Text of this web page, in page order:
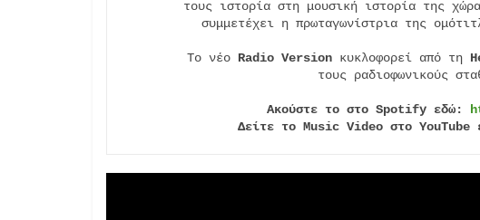
τους ιστορία στη μουσική ιστορία της
συμμετέχει η πρωταγωνίστρια της
Το νέο Radio Version κυκλοφορεί από τη
τους ραδιοφωνικούς
Ακούστε το στο Spotify εδώ:
Δείτε το Music Video στο YouTube